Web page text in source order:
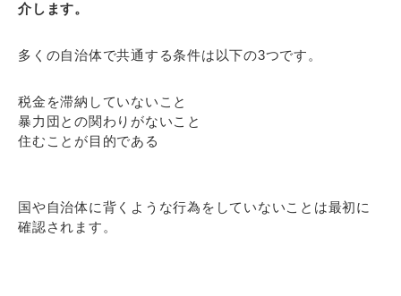
介します。
多くの自治体で共通する条件は以下の3つです。
税金を滞納していないこと
暴力団との関わりがないこと
住むことが目的である
国や自治体に背くような行為をしていないことは最初に
確認されます。